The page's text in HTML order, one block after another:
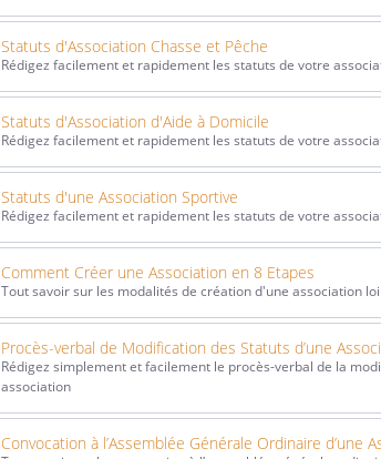
Statuts d'Association Chasse et Pêche
Rédigez facilement et rapidement les statuts de votre
Statuts d'Association d'Aide à Domicile
Rédigez facilement et rapidement les statuts de votre
Statuts d'une Association Sportive
Rédigez facilement et rapidement les statuts de votre
Comment Créer une Association en 8 Etapes
Tout savoir sur les modalités de création d'une association loi
Procès-verbal de Modification des Statuts d’une
Rédigez simplement et facilement le procès-verbal de la
association
Convocation à l’Assemblée Générale Ordinaire d’une